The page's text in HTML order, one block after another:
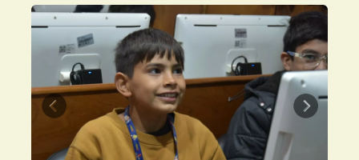
Anterior